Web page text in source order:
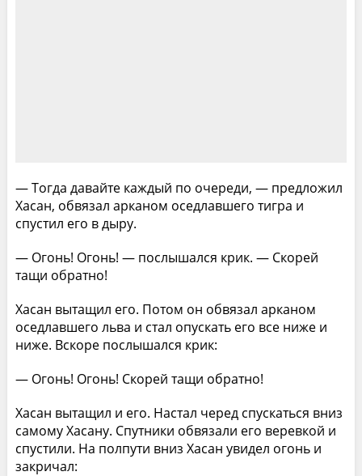
— Тогда давайте каждый по очереди, — предложил
Хасан, обвязал арканом оседлавшего тигра и
спустил его в дыру.
— Огонь! Огонь! — послышался крик. — Скорей
тащи обратно!
Хасан вытащил его. Потом он обвязал арканом
оседлавшего льва и стал опускать его все ниже и
ниже. Вскоре послышался крик:
— Огонь! Огонь! Скорей тащи обратно!
Хасан вытащил и его. Настал черед спускаться вниз
самому Хасану. Спутники обвязали его веревкой и
спустили. На полпути вниз Хасан увидел огонь и
закричал: